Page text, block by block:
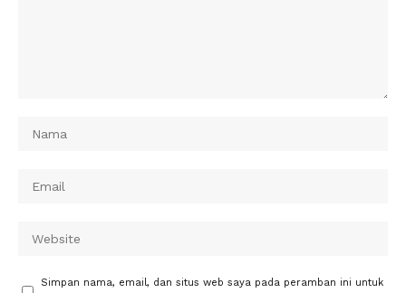
Simpan nama, email, dan situs web saya pada peramban ini untuk